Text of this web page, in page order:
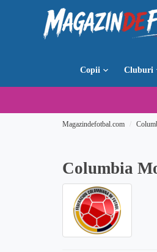
Copii Cluburi
Magazindefotbal.com
Columbia